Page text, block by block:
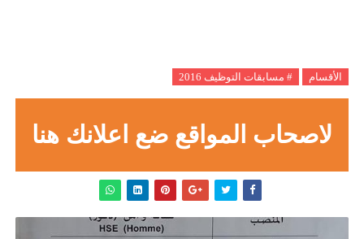
الأقسام # مسابقات التوظيف 2016
لاصحاب المواقع ضع اعلانك هنا